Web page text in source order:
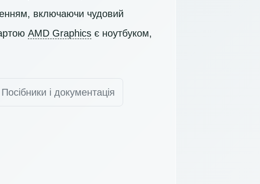
включаючи чудовий
AMD Graphics є ноутбуком,
Посібники і документація